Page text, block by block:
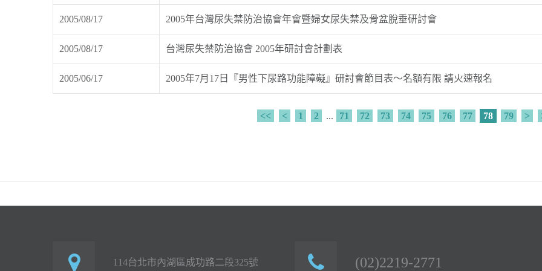
2005/08/17 2005年台灣尿失禁防治協會年會暨婦女尿失禁及骨盆脫垂研討會
2005/08/17 台灣尿失禁防治協會 2005年研討會計劃表
2005/06/17 2005年7月17日『男性下尿路功能障礙』研討會節目表～名額有限 請火速報名
<< < 1 2 ... 71 72 73 74 75 76 77 78 79 >
114台北市內湖區成功路二段325號 (02)2219-2771